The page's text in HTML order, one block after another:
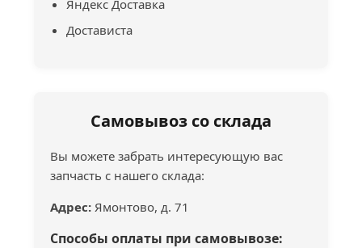
Яндекс Доставка
Достависта
Самовывоз со склада
Вы можете забрать интересующую вас
запчасть с нашего склада:
Адрес: Ямонтово, д. 71
Способы оплаты при самовывозе: